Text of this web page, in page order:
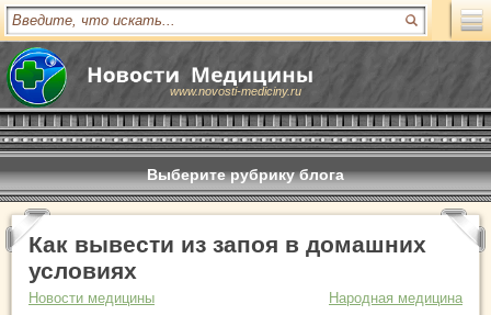
www.novosti-mediciny.ru
Выберите рубрику блога
Как вывести из запоя в домашних
условиях
Новости медицины
Народная медицина